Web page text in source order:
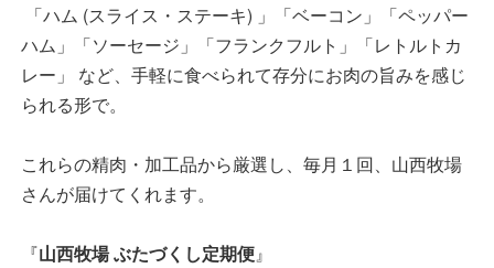
「ハム (スライス・ステーキ) 」「ベーコン」「ペッパー
ハム」「ソーセージ」「フランクフルト」「レトルトカ
レー」 など、手軽に食べられて存分にお肉の旨みを感じ
られる形で。
これらの精肉・加工品から厳選し、毎月１回、山西牧場
さんが届けてくれます。
『山西牧場 ぶたづくし定期便』